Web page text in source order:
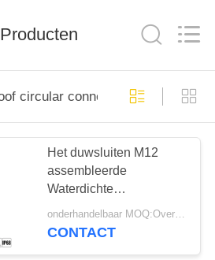
Producten
circular connector
Het duwsluiten M12
assembleerde
Waterdichte
Cirkelschakelaar
onderhandelbaar MOQ:Overeen te komen
CONTACT